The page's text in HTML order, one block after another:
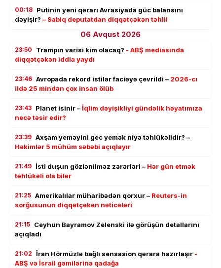
00:18 Putinin yeni qərarı Avrasiyada güc balansını
dəyişir? – Sabiq deputatdan diqqətçəkən təhlil
06 Avqust 2026
23:50 Trampın varisi kim olacaq? - ABŞ mediasında
diqqətçəkən iddia yaydı
23:46 Avropada rekord istilər faciəyə çevrildi – 2026-cı
ildə 25 mindən çox insan ölüb
23:43 Planet isinir –İqlim dəyişikliyi gündəlik həyatımıza
necə təsir edir?
23:39 Axşam yeməyini gec yemək niyə təhlükəlidir? –
Həkimlər 5 mühüm səbəbi açıqlayır
21:49 İsti duşun gözlənilməz zərərləri – Hər gün etmək
təhlükəli ola bilər
21:25 Amerikalılar müharibədən qorxur – Reuters-in
sorğusunun diqqətçəkən nəticələri
21:15 Ceyhun Bayramov Zelenski ilə görüşün detallarını
açıqladı
21:02 İran Hörmüzlə bağlı sensasion qərara hazırlaşır -
ABŞ və İsrail gəmilərinə qadağa